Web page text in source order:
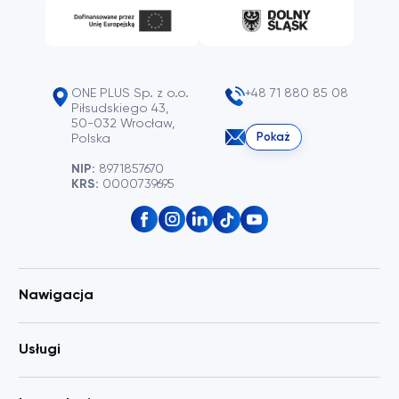
ONE PLUS Sp. z o.o.
Piłsudskiego 43,
50-032 Wrocław,
Polska
NIP: 8971857670
KRS: 0000739695
+48 71 880 85 08
Pokaż
Nawigacja
Usługi